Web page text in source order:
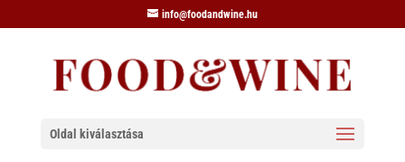
info@foodandwine.hu
Oldal kiválasztása